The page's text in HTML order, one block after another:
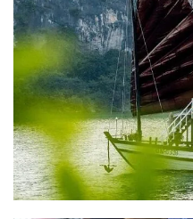
Résume du circuit: Villages
Binh DESTINATION : Les
de Phat Diem DURÉE: [...]
READ MORE